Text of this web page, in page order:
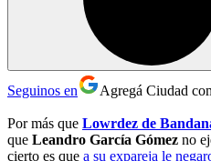
Seguinos en Agregá Ciudad
Por más que Lowrdez de
que Leandro García Gómez no
cierto es que a su expareja le